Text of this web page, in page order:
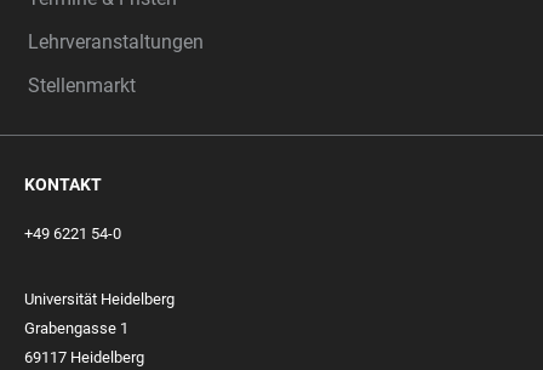
Lehrveranstaltungen
Stellenmarkt
KONTAKT
+49 6221 54-0
Universität Heidelberg
Grabengasse 1
69117 Heidelberg